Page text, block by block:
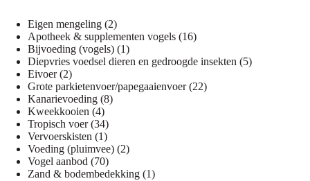
Eigen mengeling 22
producten
Apotheek & supplementen vogels 1616
Bijvoeding (vogels) 11
product
Diepvries voedsel dieren en gedroogde insekten 55
Eivoer 22
producten
Grote parkietenvoer/papegaaienvoer 2222
Kanarievoeding 88
Kweekkooien 44
producten
Tropisch voer 3434
producten
Vervoerskisten 11
product
Voeding (pluimvee) 22
Vogel aanbod 7070
producten
Zand & bodembedekking 11